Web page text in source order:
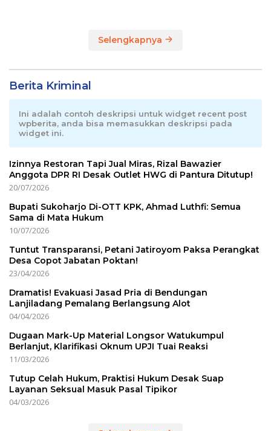
Selengkapnya
Berita Kriminal
Ini adalah contoh deskripsi untuk widget recent post
wpberita, anda bisa memasukkan deskripsi pada
widget ini.
Izinnya Restoran Tapi Jual Miras, Rizal Bawazier
Anggota DPR RI Desak Outlet HWG di Pantura Ditutup!
20/07/2026
Bupati Sukoharjo Di-OTT KPK, Ahmad Luthfi: Semua
Sama di Mata Hukum
10/07/2026
Tuntut Transparansi, Petani Jatiroyom Paksa Perangkat
Desa Copot Jabatan Poktan!
23/04/2026
Dramatis! Evakuasi Jasad Pria di Bendungan
Lanjiladang Pemalang Berlangsung Alot
04/04/2026
Dugaan Mark-Up Material Longsor Watukumpul
Berlanjut, Klarifikasi Oknum UPJI Tuai Reaksi
11/03/2026
Tutup Celah Hukum, Praktisi Hukum Desak Suap
Layanan Seksual Masuk Pasal Tipikor
04/03/2026